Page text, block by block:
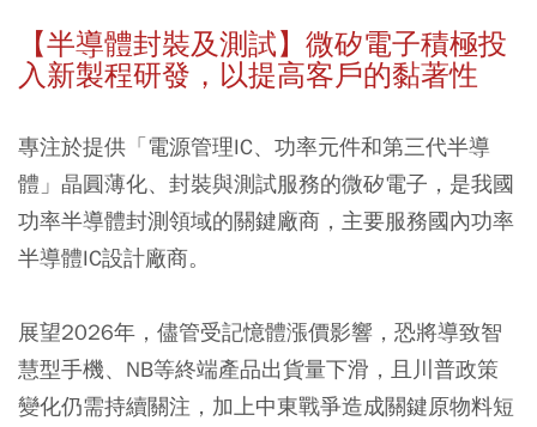
【半導體封裝及測試】微矽電子積極投
入新製程研發，以提高客戶的黏著性
專注於提供「電源管理IC、功率元件和第三代半導
體」晶圓薄化、封裝與測試服務的微矽電子，是我國
功率半導體封測領域的關鍵廠商，主要服務國內功率
半導體IC設計廠商。
展望2026年，儘管受記憶體漲價影響，恐將導致智
慧型手機、NB等終端產品出貨量下滑，且川普政策
變化仍需持續關注，加上中東戰爭造成關鍵原物料短